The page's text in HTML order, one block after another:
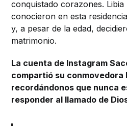
conquistado corazones.
conocieron en esta
y, a pesar de la edad,
matrimonio.
La cuenta de Instagram
compartió su conmovedora
recordándonos que nunca
responder al llamado de